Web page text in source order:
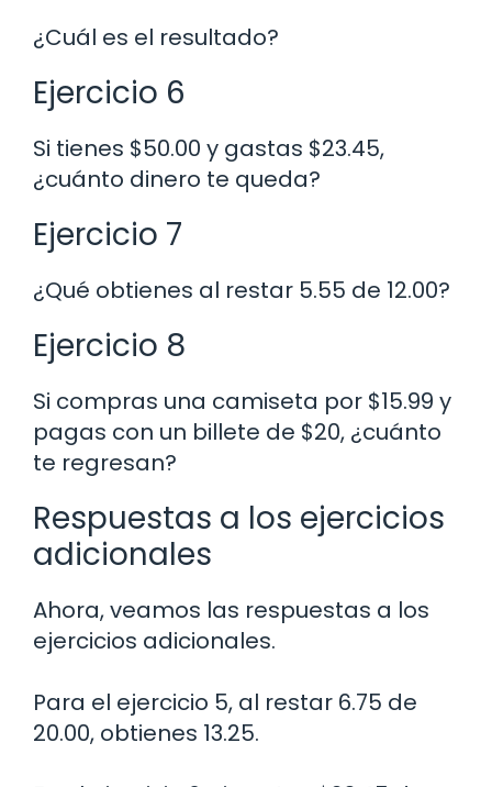
¿Cuál es el resultado?
Ejercicio 6
Si tienes $50.00 y gastas $23.45,
¿cuánto dinero te queda?
Ejercicio 7
¿Qué obtienes al restar 5.55 de 12.00?
Ejercicio 8
Si compras una camiseta por $15.99 y
pagas con un billete de $20, ¿cuánto
te regresan?
Respuestas a los ejercicios
adicionales
Ahora, veamos las respuestas a los
ejercicios adicionales.
Para el ejercicio 5, al restar 6.75 de
20.00, obtienes 13.25.